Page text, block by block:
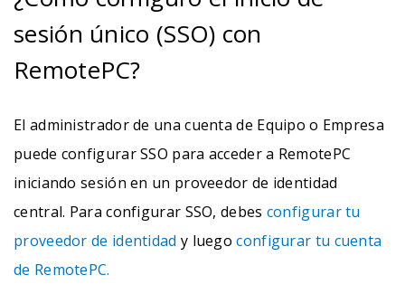
sesión único (SSO) con
RemotePC?
El administrador de una cuenta de Equipo o Empresa
puede configurar SSO para acceder a RemotePC
iniciando sesión en un proveedor de identidad
central. Para configurar SSO, debes configurar tu
proveedor de identidad y luegoconfigurar tu cuenta
de RemotePC.